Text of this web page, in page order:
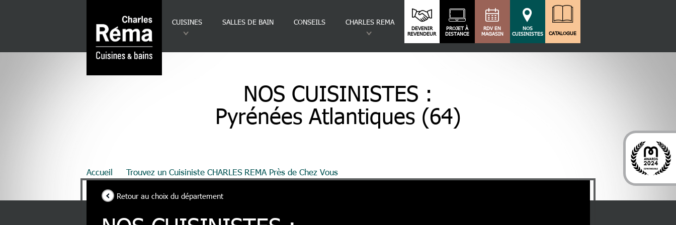
CUISINES SALLES DE BAIN CONSEILS CHARLES REMA
DEVENIR
REVENDEUR
PROJET À
DISTANCE
RDV EN
MAGASIN
NOS
CUISINISTES
CATALOGUE
NOS CUISINISTES :
Pyrénées Atlantiques (64)
Fil d'Ariane
Accueil Trouvez un Cuisiniste CHARLES REMA Près de Chez Vous
Retour au choix du département